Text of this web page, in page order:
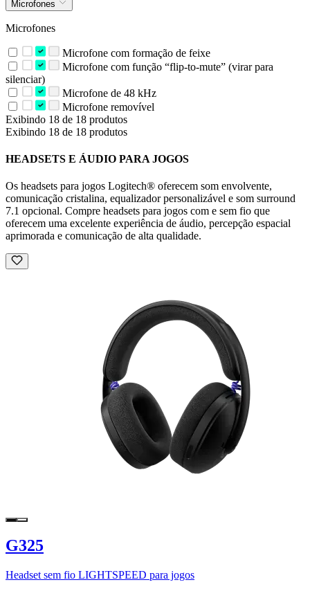
Microfones
Microfones
Microfone com formação de feixe
Microfone com função “flip-to-mute” (virar para
silenciar)
Microfone de 48 kHz
Microfone removível
Exibindo 18 de 18 produtos
Exibindo 18 de 18 produtos
HEADSETS E ÁUDIO PARA JOGOS
Os headsets para jogos Logitech® oferecem som envolvente,
comunicação cristalina, equalizador personalizável e som surround
7.1 opcional. Compre headsets para jogos com e sem fio que
oferecem uma excelente experiência de áudio, percepção espacial
aprimorada e comunicação de alta qualidade.
G325
Headset sem fio LIGHTSPEED para jogos